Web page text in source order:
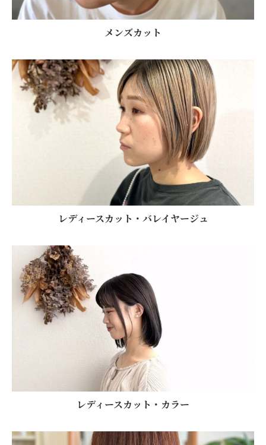
メンズカット
レディースカット・バレイヤージュ
レディースカット・カラー